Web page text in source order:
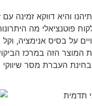
והיא דווקא זמינה
פוטנציאלי מה
על בסיס אנימציה,
הזה במרכז
העברת מסר